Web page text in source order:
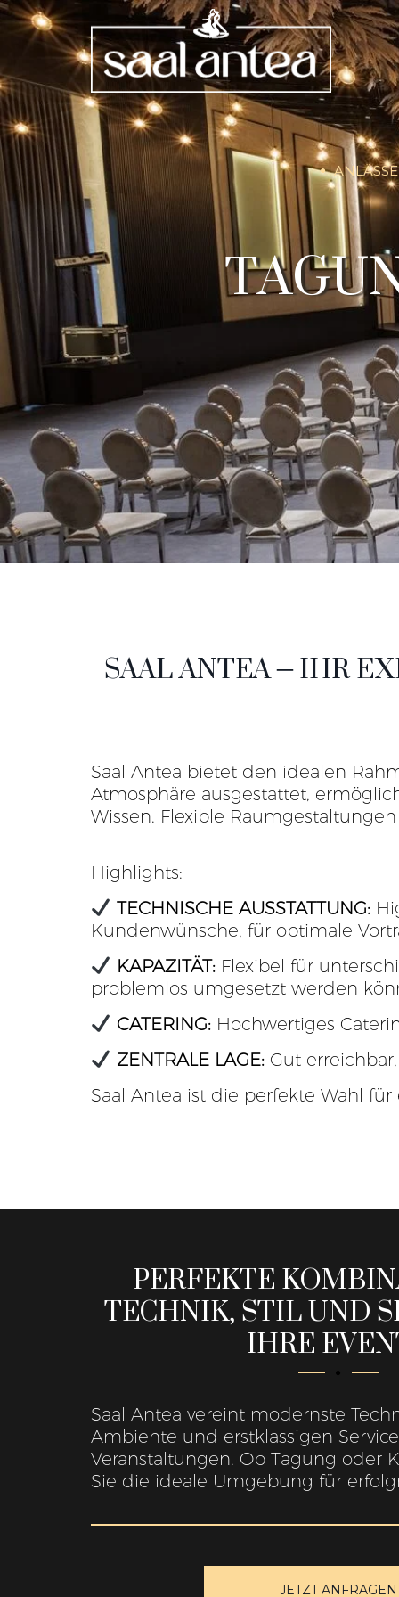
ANLÄSSE
SAAL ANTEA – IHR
Saal Antea bietet den idealen
Atmosphäre ausgestattet,
Wissen. Flexible
Highlights:
TECHNISCHE AUSSTATTUNG:
Kundenwünsche, für optimale
KAPAZITÄT: Flexibel für
problemlos umgesetzt werden
CATERING:Hochwertiges
ZENTRALE LAGE:Gut
Saal Antea ist die perfekte Wahl
PERFEKTE
TECHNIK, STIL UND
IHRE
Saal Antea vereint modernste
Ambiente und erstklassigen
Veranstaltungen. Ob Tagung oder
Sie die ideale Umgebung für
JETZT ANFRAGEN